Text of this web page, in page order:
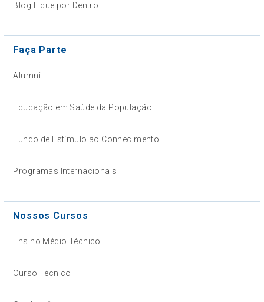
Blog Fique por Dentro
Faça Parte
Alumni
Educação em Saúde da População
Fundo de Estímulo ao Conhecimento
Programas Internacionais
Nossos Cursos
Ensino Médio Técnico
Curso Técnico